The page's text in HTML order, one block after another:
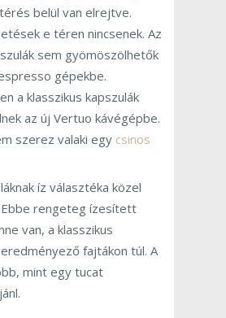
belül van elrejtve.
e téren nincsenek. Az
sem gyömöszölhetők
gépekbe.
a klasszikus kapszulák
az új Vertuo kávégépbe.
szerez valaki egy csinos
íz választéka közel
rengeteg ízesített
van, a klasszikus
fajtákon túl. A
mint egy tucat